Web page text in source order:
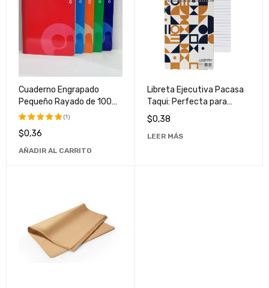
Cuaderno Engrapado
Pequeño Rayado de 100
Hojas Pacasa - Ideal para
Valorado
de 5
(1)
$0,36
AÑADIR AL CARRITO
Libreta Ejecutiva Pacasa
Taqui: Perfecta para
Notas de Negocios y
Reuniones
$0,38
LEER MÁS